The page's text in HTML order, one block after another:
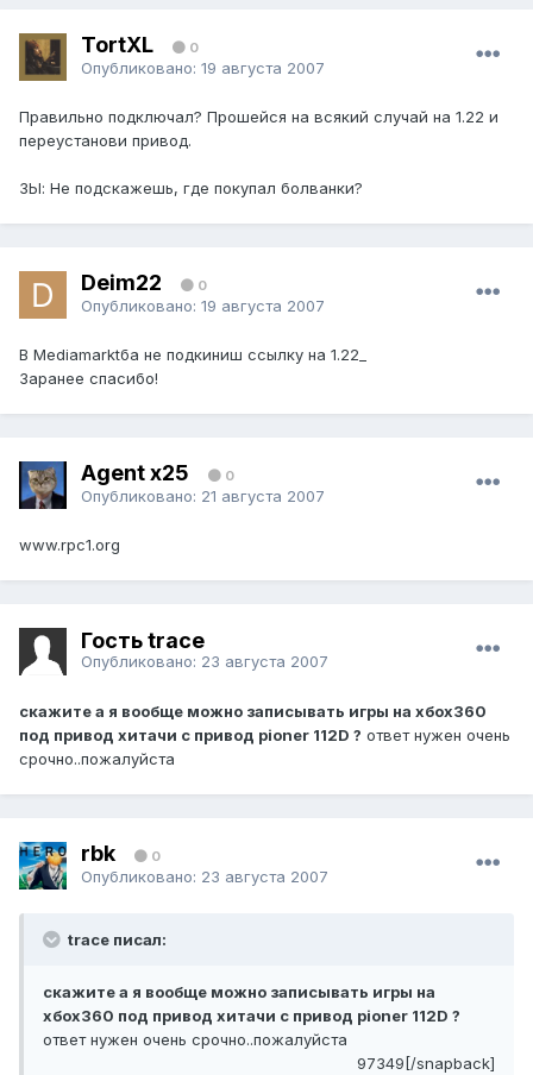
TortXL 0
Опубликовано: 19 августа 2007
Правильно подключал? Прошейся на всякий случай на 1.22 и
переустанови привод.
ЗЫ: Не подскажешь, где покупал болванки?
Deim22 0
Опубликовано: 19 августа 2007
В Mediamarktба не подкиниш ссылку на 1.22_
Заранее спасибо!
Agent x25 0
Опубликовано: 21 августа 2007
www.rpc1.org
Гость trace
Опубликовано: 23 августа 2007
скажите а я вообще можно записывать игры на хбох360
под привод хитачи с привод pioner 112D ? ответ нужен очень
срочно..пожалуйста
rbk 0
Опубликовано: 23 августа 2007
trace писал:
скажите а я вообще можно записывать игры на
хбох360 под привод хитачи с привод pioner 112D ?
ответ нужен очень срочно..пожалуйста
97349[/snapback]